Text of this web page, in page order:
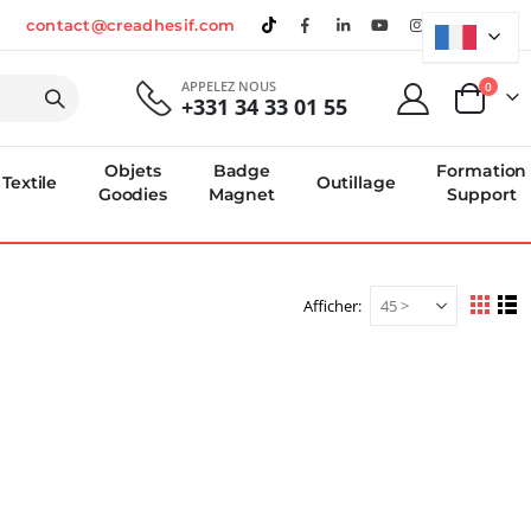
contact@creadhesif.com
APPELEZ NOUS
+331 34 33 01 55 Panier
0
Textile
Objets
Goodies
Badge
Magnet
Outillage
Formation
Support
Afficher
Afficher
Grille